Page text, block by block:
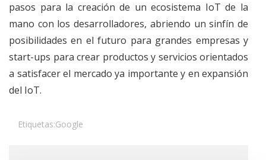
pasos para la creación de un ecosistema IoT de la
mano con los desarrolladores, abriendo un sinfín de
posibilidades en el futuro para grandes empresas y
start-ups para crear productos y servicios orientados
a satisfacer el mercado ya importante y en expansión
del IoT.
Etiquetas:Google